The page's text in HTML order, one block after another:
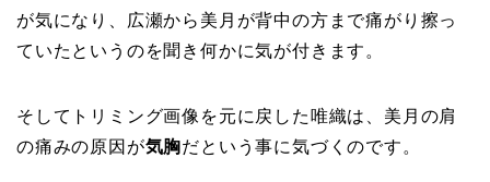
が気になり、広瀬から美月が背中の方まで痛がり擦っ
ていたというのを聞き何かに気が付きます。
そしてトリミング画像を元に戻した唯織は、美月の肩
の痛みの原因が気胸だという事に気づくのです。